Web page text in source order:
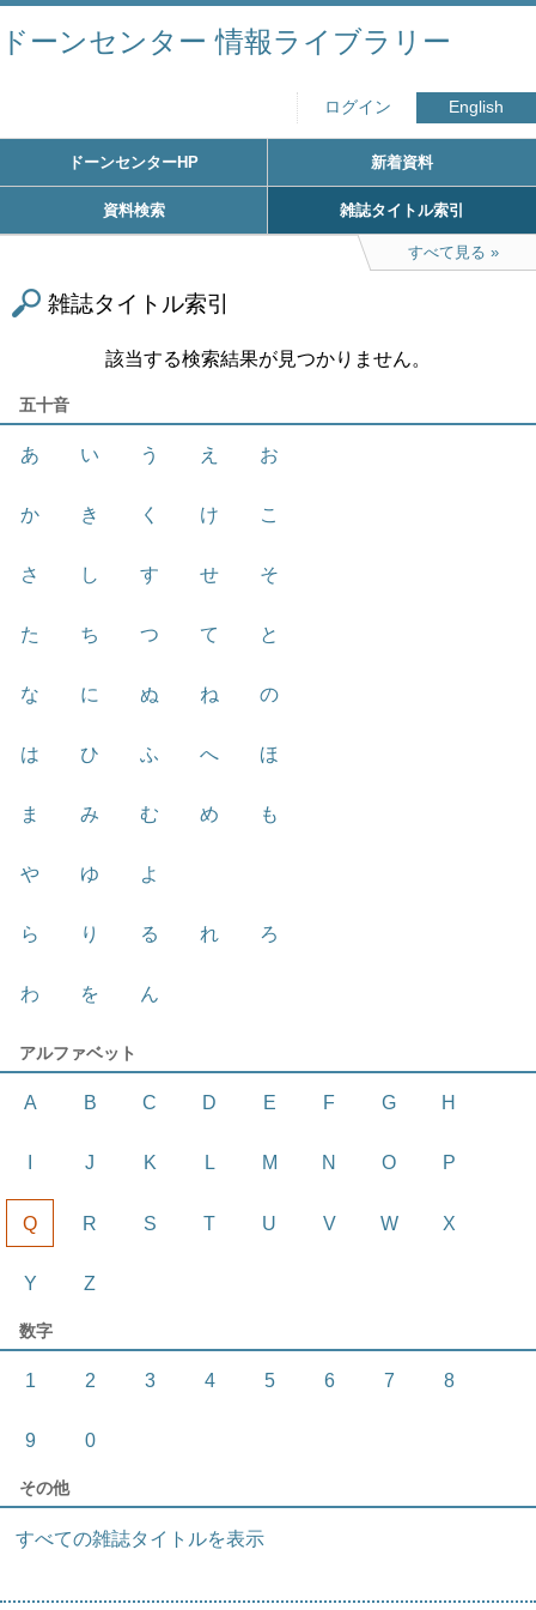
ドーンセンター 情報ライブラリー
ログイン English
ドーンセンターHP 新着資料
資料検索 雑誌タイトル索引
すべて見る
雑誌タイトル索引
該当する検索結果が見つかりません。
五十音
あ い う え お
か き く け こ
さ し す せ そ
た ち つ て と
な に ぬ ね の
は ひ ふ へ ほ
ま み む め も
や ゆ よ
ら り る れ ろ
わ を ん
アルファベット
A B C D E F G H
J K L M N O P
Q R S T U V W X
Y Z
数字
1 2 3 4 5 6 7 8
9 0
その他
すべての雑誌タイトルを表示